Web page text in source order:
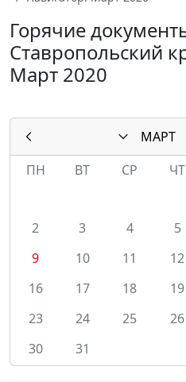
Горячие
Ставропольский
Март 2020
МАРТ
ПН
ВТ СР ЧТ
2
3 4 5
9
10 11 12
16
17 18 19
23
24 25 26
30
31